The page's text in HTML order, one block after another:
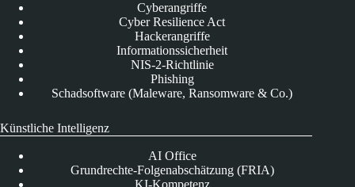
Cyberangriffe
Cyber Resilience Act
Hackerangriffe
Informationssicherheit
NIS-2-Richtlinie
Phishing
Schadsoftware (Maleware, Ransomware & Co.)
Künstliche Intelligenz
AI Office
Grundrechte-Folgenabschätzung (FRIA)
KI-Kompetenz